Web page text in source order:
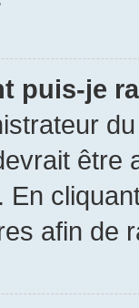
puis-je
être
En
afin de